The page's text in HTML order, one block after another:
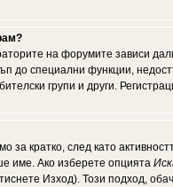
на форумите зависи
до специални функции,
групи и други.
за кратко, след като
име. Ако изберете опцията
Изход). Този подход,